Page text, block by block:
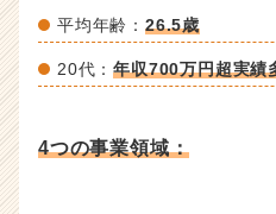
平均年齢： 26.5歳
20代：年収700万円超実績
4つの事業領域：